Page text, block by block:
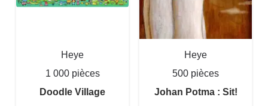
Heye
1 000 pièces
Doodle Village
Heye
500 pièces
Johan Potma : Sit!